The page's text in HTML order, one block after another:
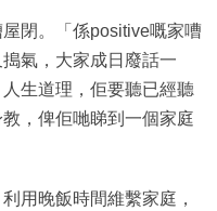
閉。「係positive嘅家嘈
氣，大家成日廢話一
生道理，佢要聽已經聽
，俾佢哋睇到一個家庭
用晚飯時間維繫家庭，